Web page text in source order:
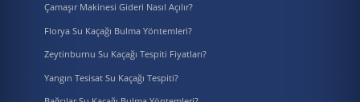
Çamaşır Makinesi Gideri Nasıl Açılır?
Florya Su Kaçağı Bulma Yöntemleri?
Zeytinburnu Su Kaçağı Tespiti Fiyatları?
Yangın Tesisat Su Kaçağı Tespiti?